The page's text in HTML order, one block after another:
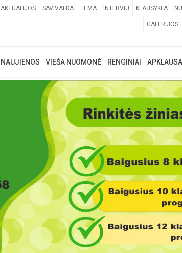
AKTUALIJOS SAVIVALDA TEMA INTERVIU KLAUSYKLA
GALERIJOS
NAUJIENOS VIEŠA NUOMONĖ RENGINIAI APKLAUSA